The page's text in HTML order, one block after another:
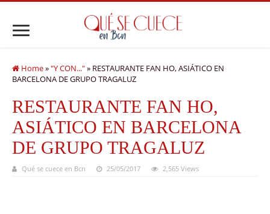
Home»"Y CON..."» RESTAURANTE FAN HO, ASIÁTICO EN
BARCELONA DE GRUPO TRAGALUZ
RESTAURANTE FAN HO,
ASIÁTICO EN BARCELONA
DE GRUPO TRAGALUZ
Qué se cuece en Bcn 25/05/2017 2,565 Views